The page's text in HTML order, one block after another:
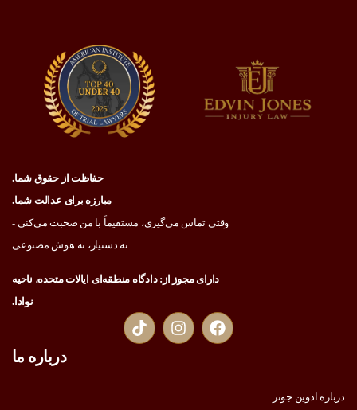
حفاظت از حقوق شما.
مبارزه برای عدالت شما.
وقتی تماس می‌گیری، مستقیماً با من صحبت می‌کنی -
نه دستیار، نه هوش مصنوعی
دارای مجوز از: دادگاه منطقه‌ای ایالات متحده، ناحیه
نوادا.
درباره ما
درباره ادوین جونز